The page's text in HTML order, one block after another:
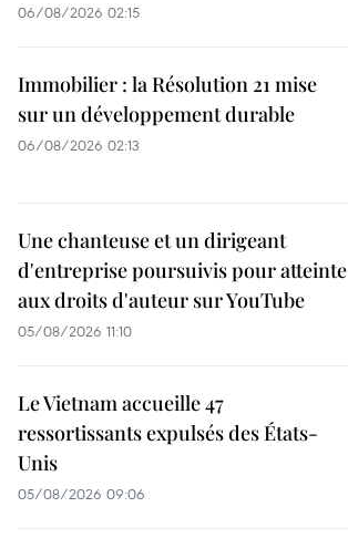
06/08/2026 02:15
Immobilier : la Résolution 21 mise
sur un développement durable
06/08/2026 02:13
Une chanteuse et un dirigeant
d'entreprise poursuivis pour atteinte
aux droits d'auteur sur YouTube
05/08/2026 11:10
Le Vietnam accueille 47
ressortissants expulsés des États-
Unis
05/08/2026 09:06